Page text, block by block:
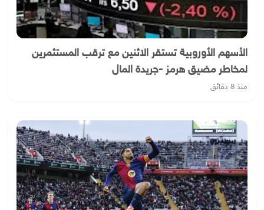
الأسهم الأوروبية تستقر الاثنين مع ترقب المستثمرين
لمخاطر مضيق هرمز -جريدة المال
منذ 8 دقائق